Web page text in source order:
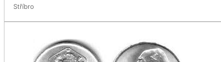
Stříbro